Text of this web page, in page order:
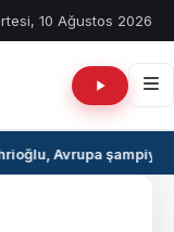
10 Ağustos 2026
Avrupa